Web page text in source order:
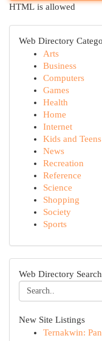
HTML is allowed
Web Directory
Arts
Business
Computers
Games
Health
Home
Internet
Kids and Teens
News
Recreation
Reference
Science
Shopping
Society
Sports
Web Directory Search
New Site Listings
Ternakwin: